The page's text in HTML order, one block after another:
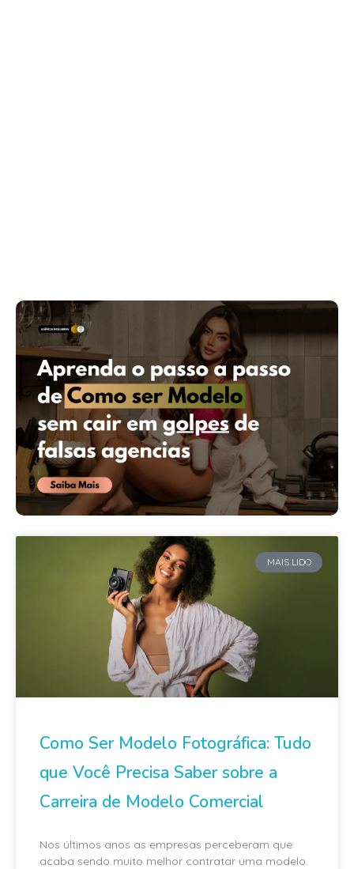
MAIS LIDO
Como Ser Modelo Fotográfica: Tudo
que Você Precisa Saber sobre a
Carreira de Modelo Comercial
Nos últimos anos as empresas perceberam que
acaba sendo muito melhor contratar uma modelo